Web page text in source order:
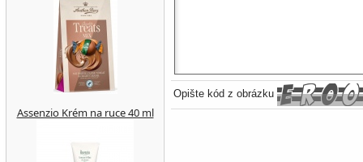
Opište kód z obrázku
Assenzio Krém na ruce 40 ml